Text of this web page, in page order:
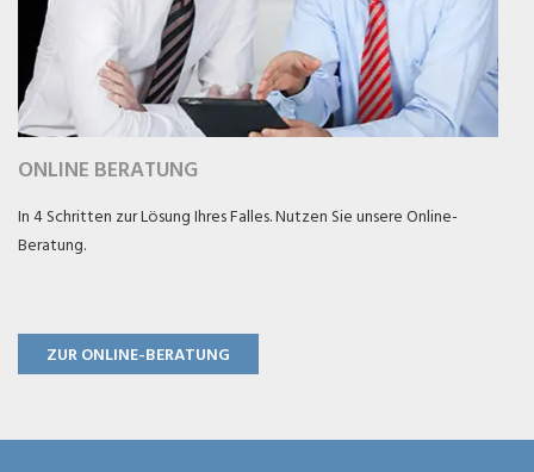
ONLINE BERATUNG
In 4 Schritten zur Lösung Ihres Falles. Nutzen Sie unsere Online-
Beratung.
ZUR ONLINE-BERATUNG